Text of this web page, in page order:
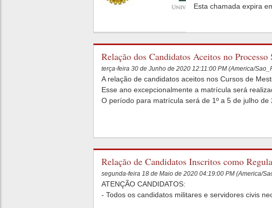
Esta chamada expira
Relação dos Candidatos Aceitos no
terça-feira 30 de Junho de 2020 12:11:00 PM (America/
A relação de candidatos aceitos nos Cursos de
Esse ano excepcionalmente a matrícula será
O período para matrícula será de 1º a 5 de julho de
Relação de Candidatos Inscritos como
segunda-feira 18 de Maio de 2020 04:19:00 PM (America/
ATENÇÃO CANDIDATOS:
- Todos os candidatos militares e servidores civis